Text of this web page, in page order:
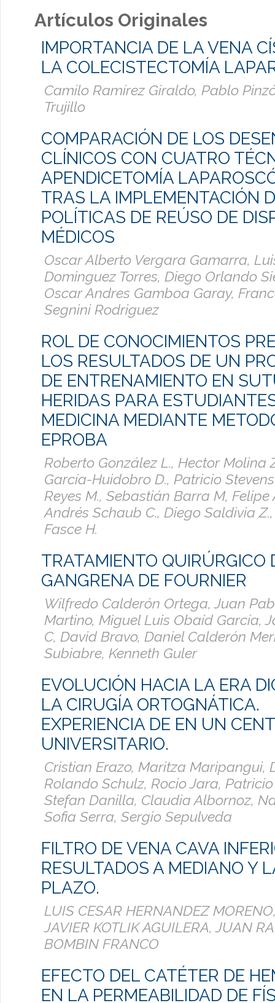
Artículos Originales
IMPORTANCIA DE LA VENA
LA COLECISTECTOMÍA
Camilo Ramírez Giraldo, Pablo
Trujillo
COMPARACIÓN DE LOS
CLÍNICOS CON CUATRO
APENDICETOMÍA
TRAS LA IMPLEMENTACIÓN
POLÍTICAS DE REÚSO DE
MÉDICOS
Oscar Alberto Vergara Gamarra,
Dominguez Torres, Diego Orlando
Oscar Andres Gamboa Garay,
Segnini Rodriguez
ROL DE CONOCIMIENTOS
LOS RESULTADOS DE UN
DE ENTRENAMIENTO EN
HERIDAS PARA
MEDICINA MEDIANTE
EPROBA
Roberto González L., Hector Molina
García-Huidobro D., Patricio
Reyes M., Sebastián Barra M, Felipe
Andrés Schaub C., Diego Saldivia
Fasce H.
TRATAMIENTO QUIRÚRGICO
GANGRENA DE FOURNIER
Wilfredo Calderón Ortega, Juan
Martino, Miguel Luis Obaíd García,
C, David Bravo, Daniel Calderón
Subiabre, Kenneth Guler
EVOLUCIÓN HACIA LA ERA
LA CIRUGÍA ORTOGNÁTICA.
EXPERIENCIA DE EN UN
UNIVERSITARIO.
Cristian Erazo, Maritza Maripangui,
Rolando Schulz, Rocio Jara,
Stefan Danilla, Claudia Albornoz,
Sofia Serra, Sergio Sepulveda
FILTRO DE VENA CAVA
RESULTADOS A MEDIANO Y
PLAZO.
LUIS CESAR HERNANDEZ
JAVIER KOTLIK AGUILERA, JUAN
BOMBIN FRANCO
EFECTO DEL CATÉTER DE
EN LA PERMEABILIDAD DE